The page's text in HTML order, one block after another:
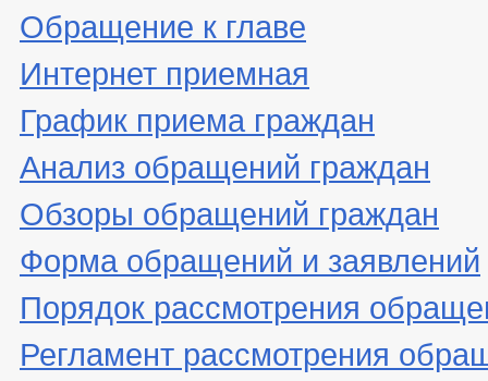
Обращение к главе
Интернет приемная
График приема граждан
Анализ обращений граждан
Обзоры обращений граждан
Форма обращений и заявлений
Порядок рассмотрения
Регламент рассмотрения